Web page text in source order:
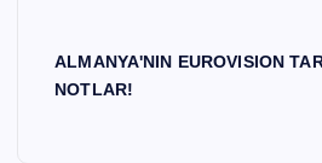
ALMANYA'NIN EUROVISION
NOTLAR!